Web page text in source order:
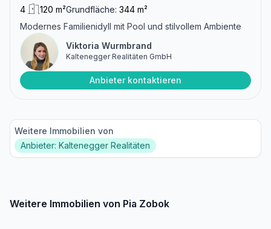
4 120 m²Grundfläche: 344 m²
Modernes Familienidyll mit Pool und stilvollem Ambiente
Viktoria Wurmbrand
Kaltenegger Realitäten GmbH
Anbieter kontaktieren
Weitere Immobilien von
Anbieter: Kaltenegger Realitäten
Weitere Immobilien von Pia Zobok